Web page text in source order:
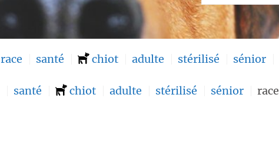
race santé chiot adulte stérilisé sénior
santé chiot adulte stérilisé sénior race